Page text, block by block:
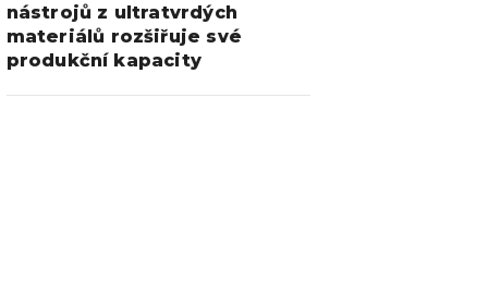
nástrojů z ultratvrdých
materiálů rozšiřuje své
produkční kapacity